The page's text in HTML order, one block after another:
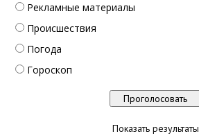
Рекламные материалы
Происшествия
Погода
Гороскоп
Показать результаты